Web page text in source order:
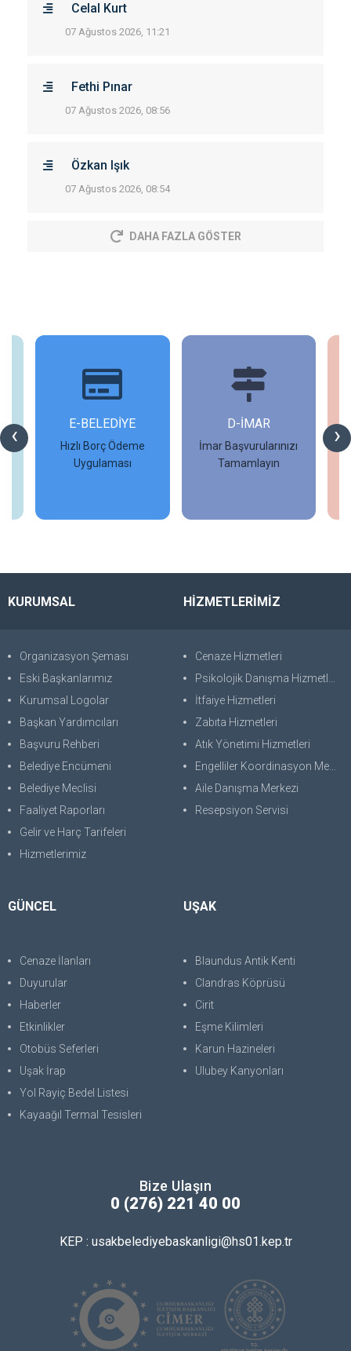
Celal Kurt
07 Ağustos 2026, 11:21
Fethi Pınar
07 Ağustos 2026, 08:56
Özkan Işık
07 Ağustos 2026, 08:54
DAHA FAZLA GÖSTER
‹ ›
E-BELEDİYE
Hızlı Borç Ödeme
Uygulaması
D-İMAR
İmar Başvurularınızı
Tamamlayın
KURUMSAL
Organizasyon Şeması
Eski Başkanlarımız
Kurumsal Logolar
Başkan Yardımcıları
Başvuru Rehberi
Belediye Encümeni
Belediye Meclisi
Faaliyet Raporları
Gelir ve Harç Tarifeleri
Hizmetlerimiz
HİZMETLERİMİZ
Cenaze Hizmetleri
Psikolojik Danışma Hizmetleri
İtfaiye Hizmetleri
Zabıta Hizmetleri
Atık Yönetimi Hizmetleri
Engelliler Koordinasyon Merkezi
Aile Danışma Merkezi
Resepsiyon Servisi
GÜNCEL
Cenaze İlanları
Duyurular
Haberler
Etkinlikler
Otobüs Seferleri
Uşak İrap
Yol Rayiç Bedel Listesi
Kayaağıl Termal Tesisleri
UŞAK
Blaundus Antik Kenti
Clandras Köprüsü
Cirit
Eşme Kilimleri
Karun Hazineleri
Ulubey Kanyonları
Bize Ulaşın
0 (276) 221 40 00
KEP : usakbelediyebaskanligi@hs01.kep.tr